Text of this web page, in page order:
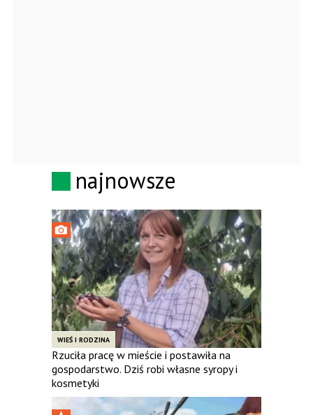
najnowsze
WIEŚ I RODZINA
Rzuciła pracę w mieście i postawiła na
gospodarstwo. Dziś robi własne syropy i
kosmetyki